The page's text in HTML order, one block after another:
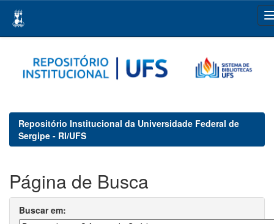
navigation
Repositório Institucional da Universidade Federal de
Sergipe - RI/UFS
Página de Busca
Buscar em: